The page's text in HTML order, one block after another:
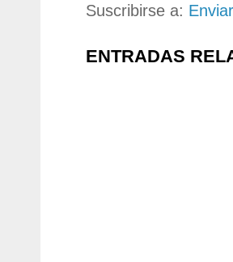
Suscribirse a:
ENTRADAS